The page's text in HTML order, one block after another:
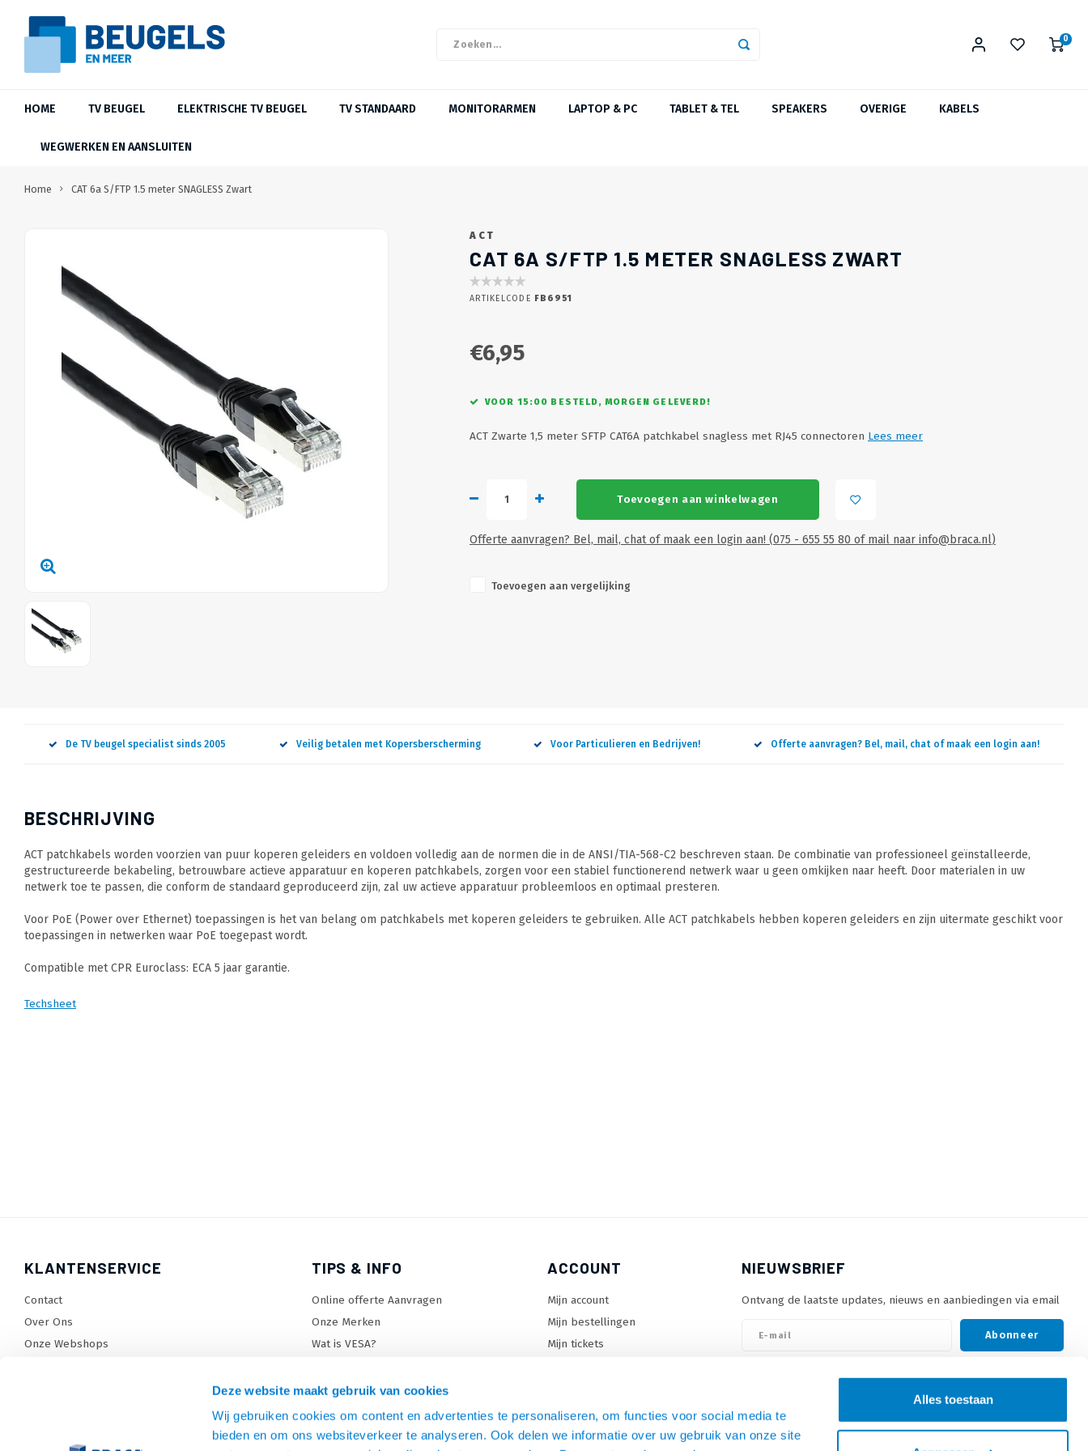
Deze website maakt gebruik van cookies
Wij gebruiken cookies om content en advertenties te personaliseren, om functies voor social media te
bieden en om ons websiteverkeer te analyseren. Ook delen we informatie over uw gebruik van onze site
Alles toestaan
0
HOME TV BEUGEL ELEKTRISCHE TV BEUGEL TV STANDAARD MONITORARMEN LAPTOP & PC TABLET & TEL SPEAKERS OVERIGE KABELS
WEGWERKEN EN AANSLUITEN
Home CAT 6a S/FTP 1.5 meter SNAGLESS Zwart
ACT
CAT 6A S/FTP 1.5 METER SNAGLESS ZWART
ARTIKELCODE FB6951
€6,95
VOOR 15:00 BESTELD, MORGEN GELEVERD!
ACT Zwarte 1,5 meter SFTP CAT6A patchkabel snagless met RJ45 connectoren Lees meer
Toevoegen aan winkelwagen
Offerte aanvragen? Bel, mail, chat of maak een login aan! (075 - 655 55 80 of mail naar info@braca.nl)
Toevoegen aan vergelijking
De TV beugel specialist sinds 2005 Veilig betalen met Kopersberscherming Voor Particulieren en Bedrijven! Offerte aanvragen? Bel, mail, chat of maak een login aan!
BESCHRIJVING
ACT patchkabels worden voorzien van puur koperen geleiders en voldoen volledig aan de normen die in de ANSI/TIA-568-C2 beschreven staan. De combinatie van professioneel geïnstalleerde,
gestructureerde bekabeling, betrouwbare actieve apparatuur en koperen patchkabels, zorgen voor een stabiel functionerend netwerk waar u geen omkijken naar heeft. Door materialen in uw
netwerk toe te passen, die conform de standaard geproduceerd zijn, zal uw actieve apparatuur probleemloos en optimaal presteren.
Voor PoE (Power over Ethernet) toepassingen is het van belang om patchkabels met koperen geleiders te gebruiken. Alle ACT patchkabels hebben koperen geleiders en zijn uitermate geschikt voor
toepassingen in netwerken waar PoE toegepast wordt.
Compatible met CPR Euroclass: ECA 5 jaar garantie.
Techsheet
KLANTENSERVICE
Contact
Over Ons
Onze Webshops
TIPS & INFO
Online offerte Aanvragen
Onze Merken
Wat is VESA?
TV standaard keuzehulp
TV lift keuzehulp
Monitorarm keuzehulp
ACCOUNT
Mijn account
Mijn bestellingen
Mijn tickets
NIEUWSBRIEF
Ontvang de laatste updates, nieuws en aanbiedingen via email
Abonneer